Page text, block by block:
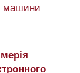
машини